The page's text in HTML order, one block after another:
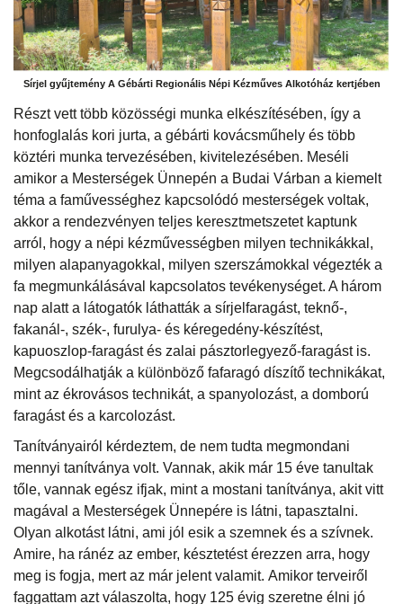
Sírjel gyűjtemény A Gébárti Regionális Népi Kézműves Alkotóház kertjében
Részt vett több közösségi munka elkészítésében, így a
honfoglalás kori jurta, a gébárti kovácsműhely és több
köztéri munka tervezésében, kivitelezésében. Meséli
amikor a Mesterségek Ünnepén a Budai Várban a kiemelt
téma a faművességhez kapcsolódó mesterségek voltak,
akkor a rendezvényen teljes keresztmetszetet kaptunk
arról, hogy a népi kézművességben milyen technikákkal,
milyen alapanyagokkal, milyen szerszámokkal végezték a
fa megmunkálásával kapcsolatos tevékenységet. A három
nap alatt a látogatók láthatták a sírjelfaragást, teknő-,
fakanál-, szék-, furulya- és kéreg­edény-készítést,
kapuoszlop-faragást és zalai pásztorlegyező-faragást is.
Megcsodálhatják a különböző fafaragó díszítő technikákat,
mint az ékrovásos technikát, a spanyolozást, a domború
faragást és a karcolozást.
Tanítványairól kérdeztem, de nem tudta megmondani
mennyi tanítványa volt. Vannak, akik már 15 éve tanultak
tőle, vannak egész ifjak, mint a mostani tanítványa, akit vitt
magával a Mesterségek Ünnepére is látni, tapasztalni.
Olyan alkotást látni, ami jól esik a szemnek és a szívnek.
Amire, ha ránéz az ember, késztetést érezzen arra, hogy
meg is fogja, mert az már jelent valamit. Amikor terveiről
faggattam azt válaszolta, hogy 125 évig szeretne élni jó